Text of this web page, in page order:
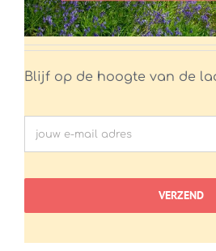
Blijf op de hoogte van de
VERZEND